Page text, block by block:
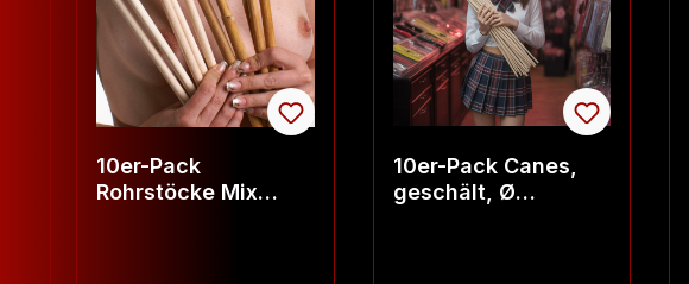
10er-Pack
Rohrstöcke Mix
10er-Pack Canes,
geschält, Ø